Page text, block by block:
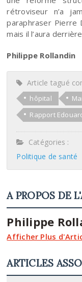
rétroviseur n’a
paraphraser Pierre
mais il l’aura
Philippe Rollandin
Article tagué
hôpital
Rapport
Catégories :
Politique de santé
A PROPOS DE
Philippe
Afficher Plus
ARTICLES